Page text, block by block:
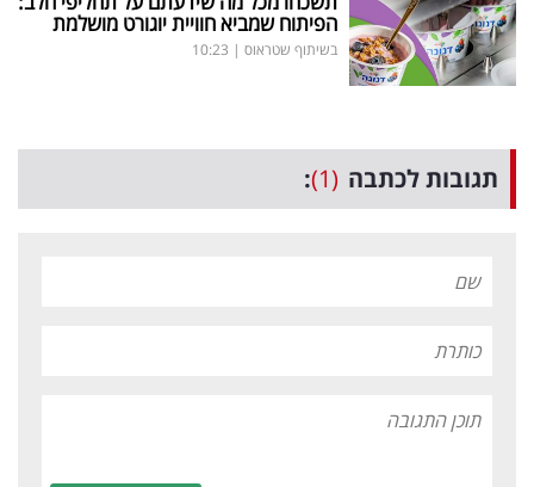
הפיתוח שמביא חוויית יוגורט מושלמת
בשיתוף שטראוס |
10:23
תגובות לכתבה (1)
: